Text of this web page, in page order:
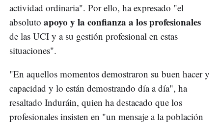
actividad ordinaria". Por ello, ha expresado "el
absoluto apoyo y la confianza a los profesionales
de las UCI y a su gestión profesional en estas
situaciones".
"En aquellos momentos demostraron su buen hacer y
capacidad y lo están demostrando día a día", ha
resaltado Induráin, quien ha destacado que los
profesionales insisten en "un mensaje a la población